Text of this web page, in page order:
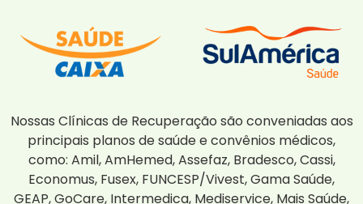
Nossas Clínicas de Recuperação são conveniadas aos
principais planos de saúde e convênios médicos,
como: Amil, AmHemed, Assefaz, Bradesco, Cassi,
Economus, Fusex, FUNCESP/Vivest, Gama Saúde,
GEAP, GoCare, Intermedica, Mediservice, Mais Saúde,